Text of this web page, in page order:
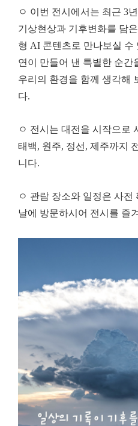
ㅇ 이번 전시에서는 최근 3
기상현상과 기후변화를 담
형 AI 콘텐츠로 만나보실 수
연이 만들어 낸 특별한 순간
우리의 환경을 함께 생각해
다.
ㅇ 전시는 대전을 시작으로
태백, 원주, 정선, 제주까지
니다.
ㅇ 관람 장소와 일정은 사전
날에 방문하시어 전시를 즐